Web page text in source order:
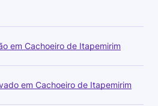
em Cachoeiro de Itapemirim
em Cachoeiro de Itapemirim